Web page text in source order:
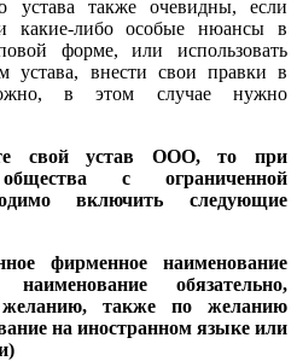
также очевидны, если
какие-либо особые нюансы в
форме, или использовать
устава, внести свои правки в
в этом случае нужно
свой устав ООО, то при
с ограниченной
включить следующие
фирменное наименование
обязательно,
также по желанию
на иностранном языке или